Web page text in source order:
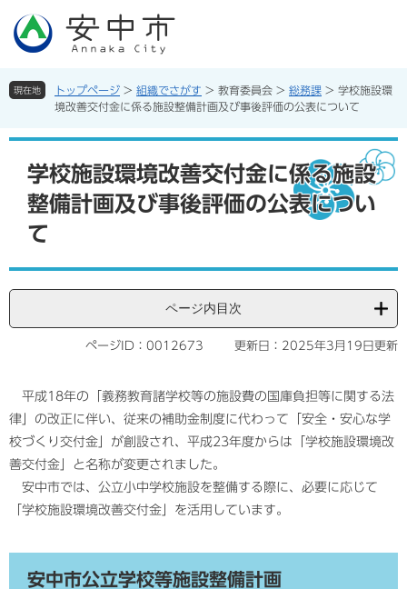
先
す。
を
し
現在地 トップページ > 組織でさがす > 教育委員会 > 総務課 > 学校施設環
境改善交付金に係る施設整備計画及び事後評価の公表について
学校施設環境改善交付金に係る施設
整備計画及び事後評価の公表につい
て
ページ内目次
ページID：0012673 更新日：2025年3月19日更新
平成18年の「義務教育諸学校等の施設費の国庫負担等に関する法
律」の改正に伴い、従来の補助金制度に代わって「安全・安心な学
校づくり交付金」が創設され、平成23年度からは「学校施設環境改
善交付金」と名称が変更されました。
安中市では、公立小中学校施設を整備する際に、必要に応じて
「学校施設環境改善交付金」を活用しています。
安中市公立学校等施設整備計画